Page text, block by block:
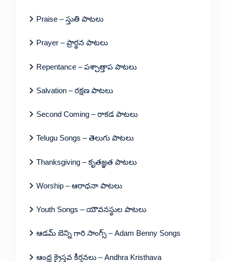
Praise – స్తుతి పాటలు
Prayer – ప్రార్థన పాటలు
Repentance – పశ్చాత్తాప పాటలు
Salvation – రక్షణ పాటలు
Second Coming – రాకడ పాటలు
Telugu Songs – తెలుగు పాటలు
Thanksgiving – కృతజ్ఞత పాటలు
Worship – ఆరాధనా పాటలు
Youth Songs – యౌవనస్థుల పాటలు
ఆడమ్ బెన్ని గారి సాంగ్స్ – Adam Benny Songs
ఆంధ్ర క్రైస్తవ కీర్తనలు – Andhra Kristhava